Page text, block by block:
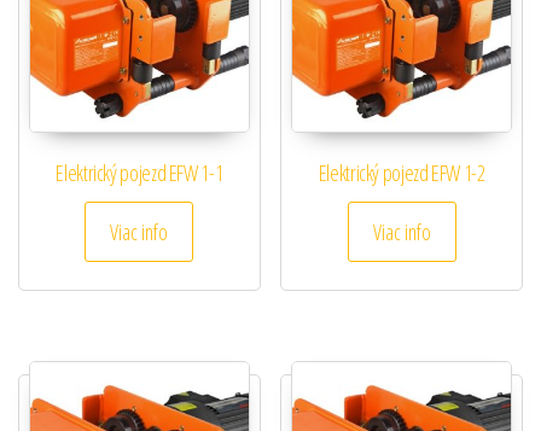
Elektrický pojezd EFW 1-1
Viac info
Elektrický pojezd EFW 1-2
Viac info